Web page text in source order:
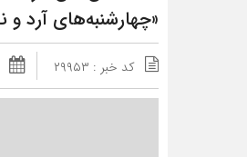
«چهارشنبه‌های آرد
کد خبر : ۲۹۹۵۳